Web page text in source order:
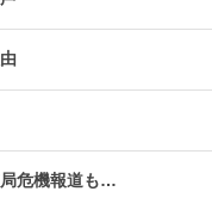
危機報道も…